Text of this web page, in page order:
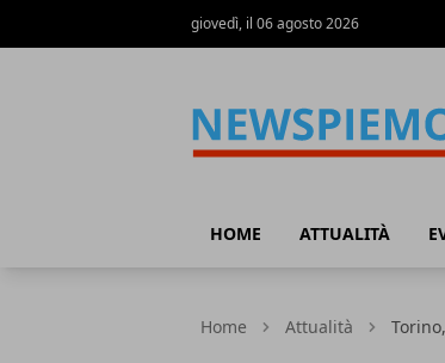
giovedì, il 06 agosto 2026
HOME ATTUALITÀ
Home Attualità